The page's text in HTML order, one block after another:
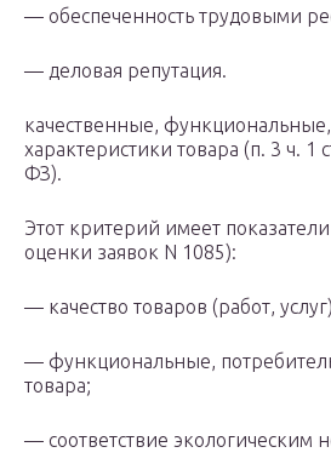
— обеспеченность трудовыми
— деловая репутация.
качественные,
характеристики товара (п. 3 ч. 1
ФЗ).
Этот критерий имеет
оценки заявок N 1085):
— качество товаров (работ,
— функциональные,
товара;
— соответствие экологическим